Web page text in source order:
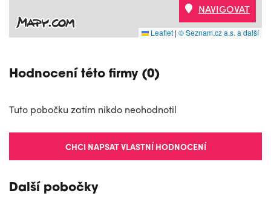
Leaflet | © Seznam.cz a.s. a další
NAVIGOVAT
Hodnocení této firmy (0)
Tuto pobočku zatím nikdo neohodnotil
CHCI NAPSAT VLASTNÍ HODNOCENÍ
Další pobočky